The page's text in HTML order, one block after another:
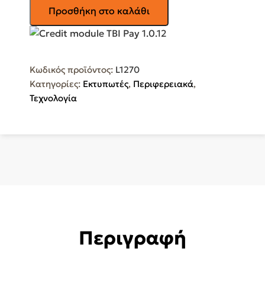
Εκτυπωτής
Epson
Inkjet
με
WiFi
Προσθήκη στο καλάθι
Κωδικός προϊόντος: L1270
Κατηγορίες: Εκτυπωτές, Περιφερειακά,
Τεχνολογία
Περιγραφή